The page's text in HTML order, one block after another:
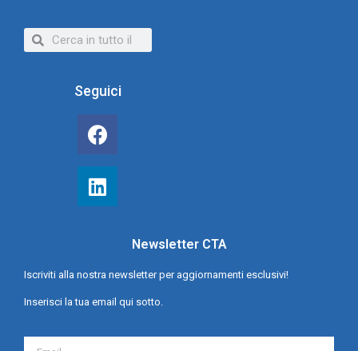
Seguici
Newsletter CTA
Iscriviti alla nostra newsletter per aggiornamenti esclusivi!
Inserisci la tua email qui sotto.